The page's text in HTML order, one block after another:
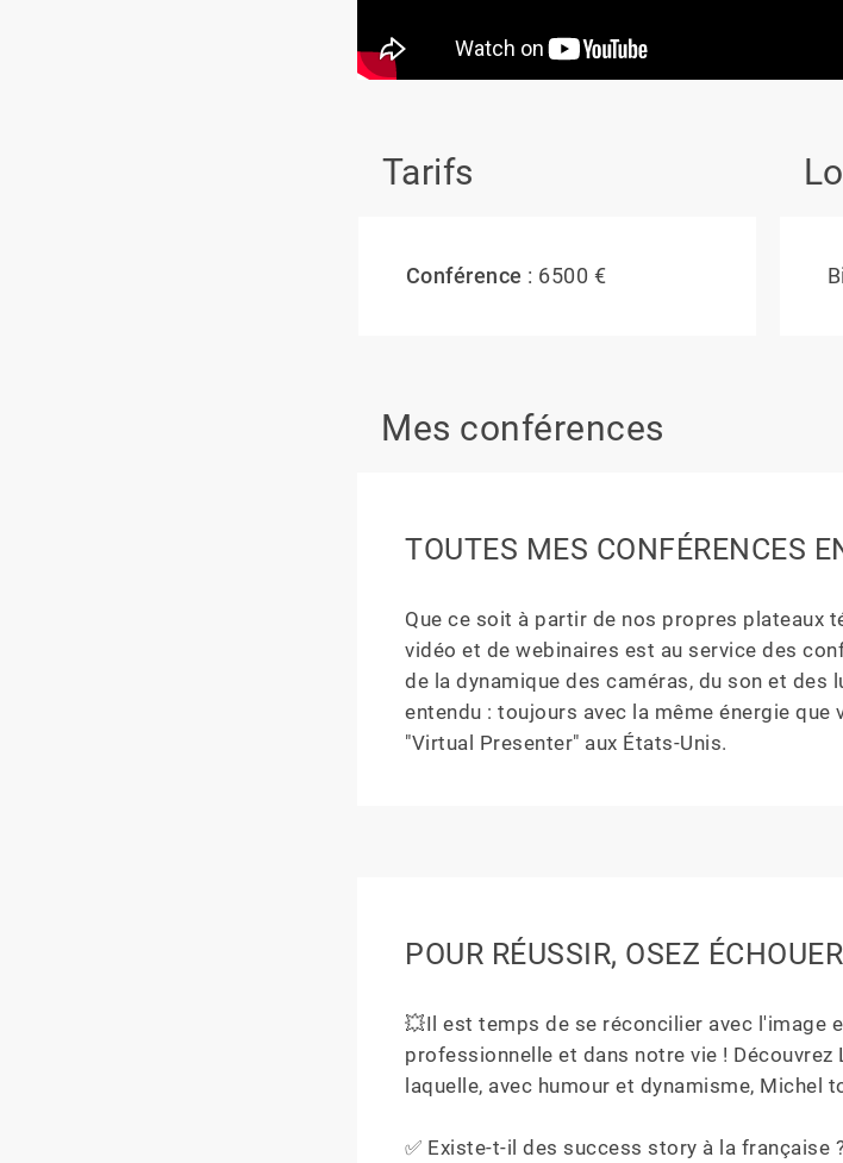
Tarifs
Conférence : 6500 €
Mes conférences
TOUTES MES CONFÉRENCES
Que ce soit à partir de nos propres plateaux
vidéo et de webinaires est au service des
de la dynamique des caméras, du son et
entendu : toujours avec la même énergie
"Virtual Presenter" aux États-Unis.
POUR RÉUSSIR, OSEZ
💥Il est temps de se réconcilier avec l'image
professionnelle et dans notre vie ! Découvrez
laquelle, avec humour et dynamisme, Michel
✅ Existe-t-il des success story à la française